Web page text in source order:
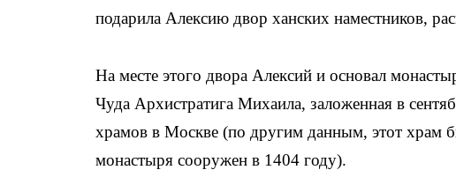
подарила Алексию двор ханских наместников,
На месте этого двора Алексий и основал
Чуда Архистратига Михаила, заложенная в
храмов в Москве (по другим данным, этот храм
монастыря сооружен в 1404 году).